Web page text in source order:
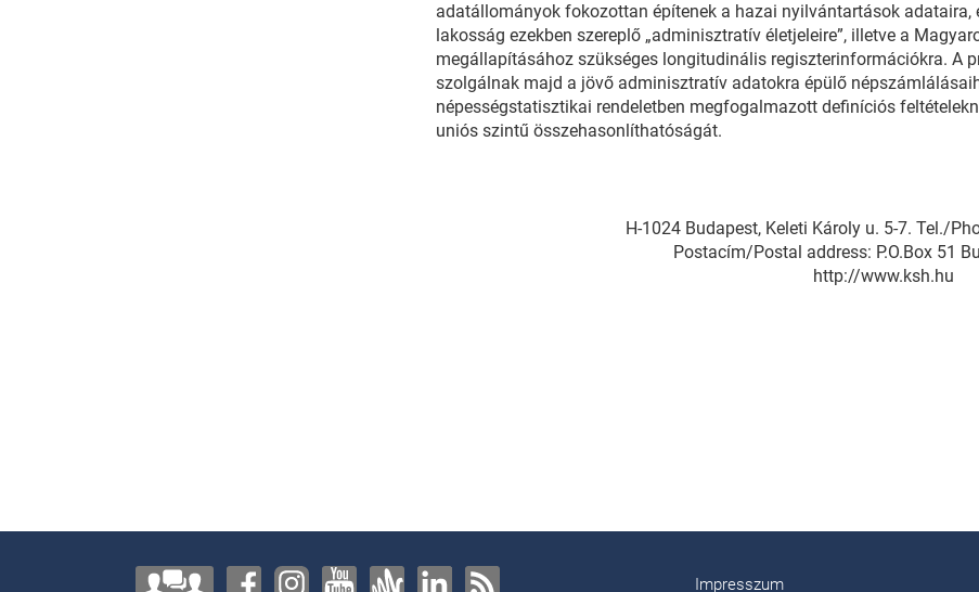
adatállományok fokozottan építenek a hazai nyilvántartások adataira,
lakosság ezekben szereplő „adminisztratív életjeleire”, illetve a
megállapításához szükséges longitudinális regiszterinformációkra. A
szolgálnak majd a jövő adminisztratív adatokra épülő
népességstatisztikai rendeletben megfogalmazott definíciós
uniós szintű összehasonlíthatóságát.
H-1024 Budapest, Keleti Károly u. 5-7. Tel./
Postacím/Postal address: P.O.Box 51
http://www.ksh.hu
Impresszum